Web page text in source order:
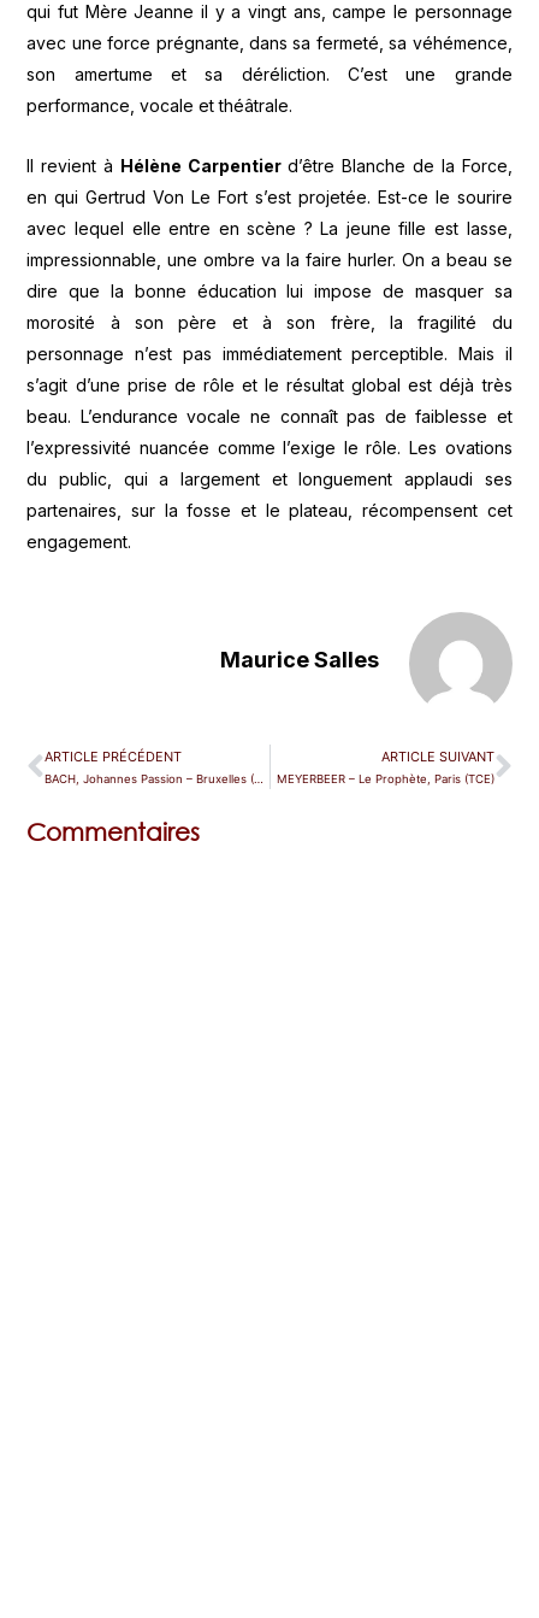
qui fut Mère Jeanne il y a vingt ans, campe le personnage
avec une force prégnante, dans sa fermeté, sa véhémence,
son amertume et sa déréliction. C’est une grande
performance, vocale et théâtrale.
Il revient à Hélène Carpentier d’être Blanche de la Force,
en qui Gertrud Von Le Fort s’est projetée. Est-ce le sourire
avec lequel elle entre en scène ? La jeune fille est lasse,
impressionnable, une ombre va la faire hurler. On a beau se
dire que la bonne éducation lui impose de masquer sa
morosité à son père et à son frère, la fragilité du
personnage n’est pas immédiatement perceptible. Mais il
s’agit d’une prise de rôle et le résultat global est déjà très
beau. L’endurance vocale ne connaît pas de faiblesse et
l’expressivité nuancée comme l’exige le rôle. Les ovations
du public, qui a largement et longuement applaudi ses
partenaires, sur la fosse et le plateau, récompensent cet
engagement.
Maurice Salles
ARTICLE PRÉCÉDENT ARTICLE SUIVANT
MEYERBEER – Le Prophète, Paris (TCE)
Commentaires